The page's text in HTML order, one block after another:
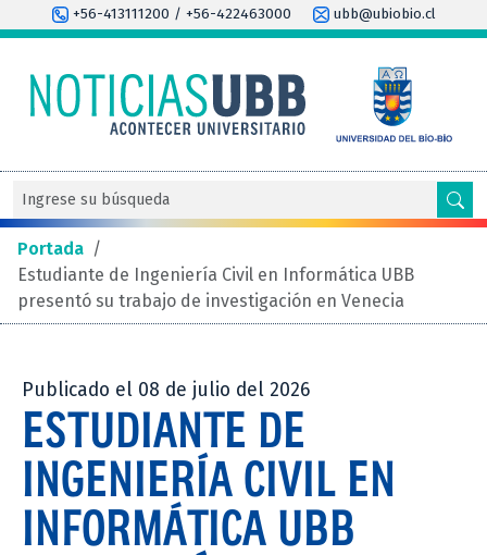
+56-413111200 / +56-422463000 ubb@ubiobio.cl
Portada /
Estudiante de Ingeniería Civil en Informática UBB
presentó su trabajo de investigación en Venecia
Publicado el 08 de julio del 2026
ESTUDIANTE DE
INGENIERÍA CIVIL EN
INFORMÁTICA UBB